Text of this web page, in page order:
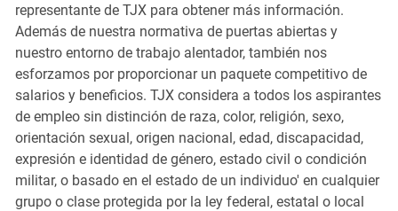
representante de TJX para obtener más información.
Además de nuestra normativa de puertas abiertas y
nuestro entorno de trabajo alentador, también nos
esforzamos por proporcionar un paquete competitivo de
salarios y beneficios. TJX considera a todos los aspirantes
de empleo sin distinción de raza, color, religión, sexo,
orientación sexual, origen nacional, edad, discapacidad,
expresión e identidad de género, estado civil o condición
militar, o basado en el estado de un individuo' en cualquier
grupo o clase protegida por la ley federal, estatal o local